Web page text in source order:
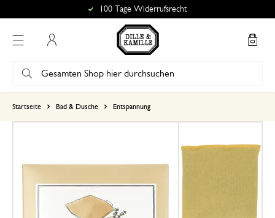
100 Tage Widerrufsrecht
Startseite Bad & Dusche Entspannung